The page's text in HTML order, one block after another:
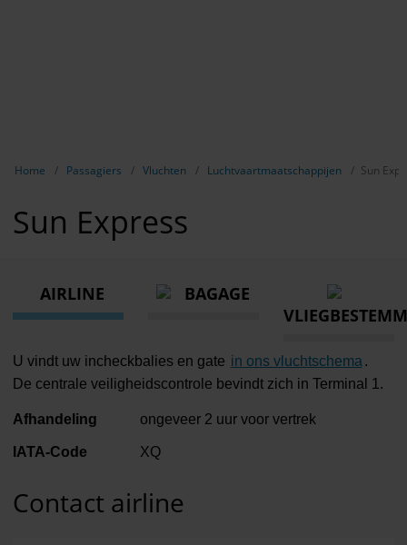
Home Passagiers Vluchten Luchtvaartmaatschappijen Sun
Sun Express
AIRLINE
BAGAGE
U vindt uw incheckbalies en gate in ons vluchtschema .
De centrale veiligheidscontrole bevindt zich in Terminal 1.
Afhandeling ongeveer 2 uur voor vertrek
IATA-Code XQ
Contact airline